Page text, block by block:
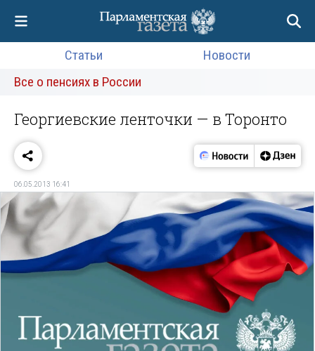
Статьи
Новости
Все о пенсиях в России
Георгиевские ленточки — в Торонто
06.05.2013 16:41